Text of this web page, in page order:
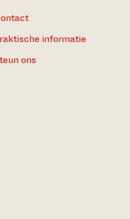
informatie
ons